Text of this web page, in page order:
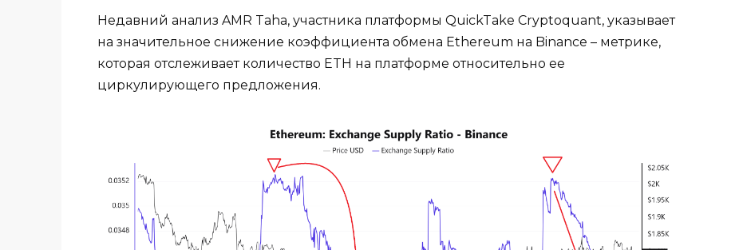
Недавний анализ AMR Taha, участника платформы QuickTake Cryptoquant, указывает
на значительное снижение коэффициента обмена Ethereum на Binance – метрике,
которая отслеживает количество ETH на платформе относительно ее
циркулирующего предложения.